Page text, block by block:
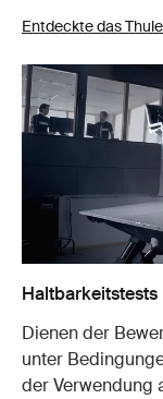
Entdeckte das
Haltbarkeitstests
Dienen der
unter
der Verwendung